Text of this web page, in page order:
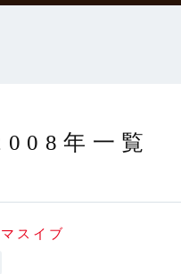
年一覧
スイブ